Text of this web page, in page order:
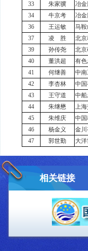
33
朱家骥 冶
34
牛京考 冶
36
王运敏 马
37
凌 胜 北
39
孙传尧 北
40
董洪超 有
41
何继善 中
42
李杏林 中
43
王守道 中
44
朱继懋 上
45
朱维庆 中
46
杨金义 金川
47
郭世勤 大
相关链接